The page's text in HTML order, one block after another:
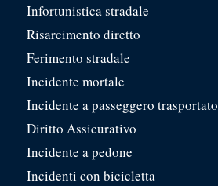
Infortunistica stradale
Risarcimento diretto
Ferimento stradale
Incidente mortale
Incidente a passeggero trasportato
Diritto Assicurativo
Incidente a pedone
Incidenti con bicicletta